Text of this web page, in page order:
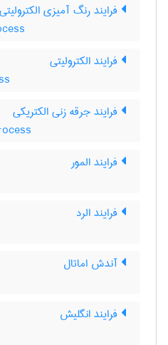
فرایند رنگ آمیزی الکترولیتی
فرایند الکترولیتی
فرایند جرقه زنی الکتریکی
فرایند المور
فرایند الرد
آندش اماتال
فرایند انگلیش